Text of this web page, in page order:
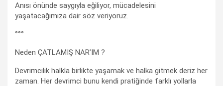
Anısı önünde saygıyla eğiliyor, mücadelesini
yaşatacağımıza dair söz veriyoruz.
°°°
Neden ÇATLAMIŞ NAR’IM ?
Devrimcilik halkla birlikte yaşamak ve halka gitmek deriz her
zaman. Her devrimci bunu kendi pratiğinde farklı yollarla